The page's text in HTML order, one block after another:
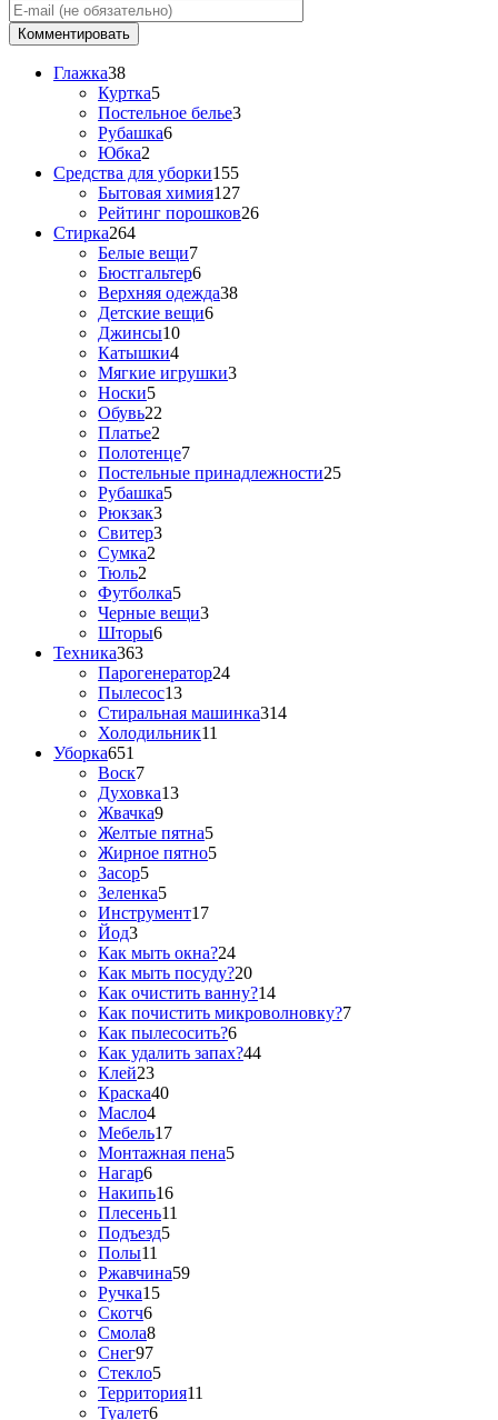
Глажка38
Куртка5
Постельное белье3
Рубашка6
Юбка2
Средства для уборки155
Бытовая химия127
Рейтинг порошков26
Стирка264
Белые вещи7
Бюстгальтер6
Верхняя одежда38
Детские вещи6
Джинсы10
Катышки4
Мягкие игрушки3
Носки5
Обувь22
Платье2
Полотенце7
Постельные принадлежности25
Рубашка5
Рюкзак3
Свитер3
Сумка2
Тюль2
Футболка5
Черные вещи3
Шторы6
Техника363
Парогенератор24
Пылесос13
Стиральная машинка314
Холодильник11
Уборка651
Воск7
Духовка13
Жвачка9
Желтые пятна5
Жирное пятно5
Засор5
Зеленка5
Инструмент17
Йод3
Как мыть окна?24
Как мыть посуду?20
Как очистить ванну?14
Как почистить микроволновку?7
Как пылесосить?6
Как удалить запах?44
Клей23
Краска40
Масло4
Мебель17
Монтажная пена5
Нагар6
Накипь16
Плесень11
Подъезд5
Полы11
Ржавчина59
Ручка15
Скотч6
Смола8
Снег97
Стекло5
Территория11
Туалет6